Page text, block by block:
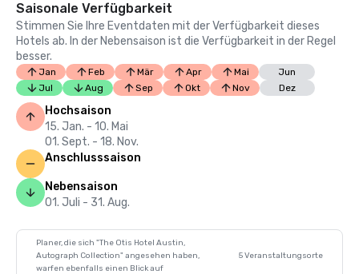
Saisonale Verfügbarkeit
Stimmen Sie Ihre Eventdaten mit der Verfügbarkeit dieses
Hotels ab. In der Nebensaison ist die Verfügbarkeit in der Regel
besser.
Jan Feb Mär Apr Mai
Jun
Jul
Aug Sep Okt Nov Dez
Hochsaison
15. Jan. - 10. Mai
01. Sept. - 18. Nov.
Anschlusssaison
Nebensaison
01. Juli - 31. Aug.
Planer, die sich "The Otis Hotel Austin,
Autograph Collection" angesehen haben,
warfen ebenfalls einen Blick auf
5 Veranstaltungsorte